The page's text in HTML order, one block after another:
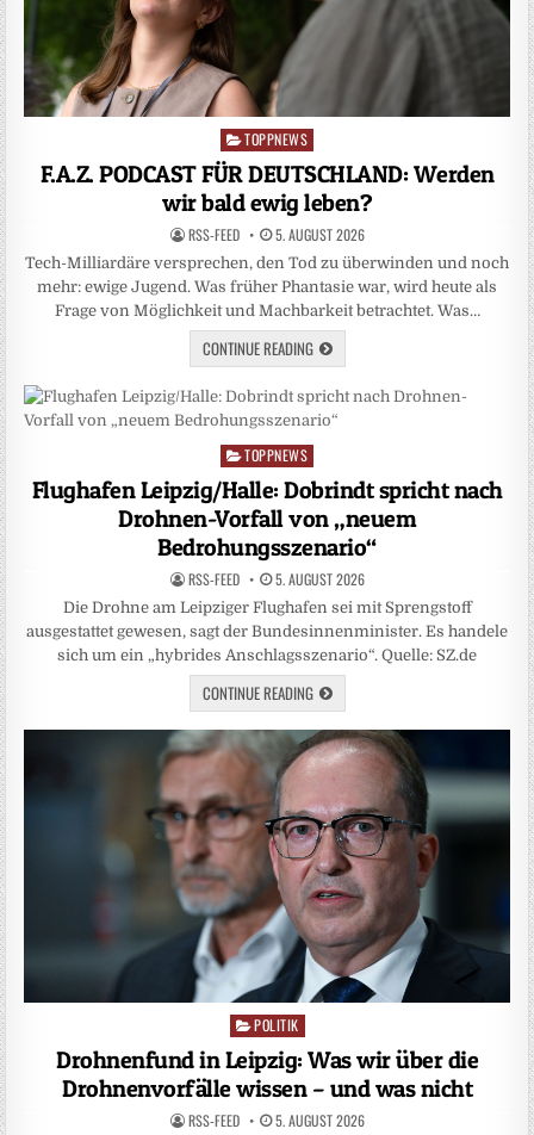
Posted
in
TOPPNEWS
F.A.Z. PODCAST FÜR DEUTSCHLAND: Werden
wir bald ewig leben?
RSS-FEED 5. AUGUST 2026
Tech-Milliardäre versprechen, den Tod zu überwinden und noch
mehr: ewige Jugend. Was früher Phantasie war, wird heute als
Frage von Möglichkeit und Machbarkeit betrachtet. Was…
CONTINUE READING
Posted
in
TOPPNEWS
Flughafen Leipzig/Halle: Dobrindt spricht nach
Drohnen-Vorfall von „neuem
Bedrohungsszenario“
RSS-FEED 5. AUGUST 2026
Die Drohne am Leipziger Flughafen sei mit Sprengstoff
ausgestattet gewesen, sagt der Bundesinnenminister. Es handele
sich um ein „hybrides Anschlagsszenario“. Quelle: SZ.de
CONTINUE READING
Posted
in
POLITIK
Drohnenfund in Leipzig: Was wir über die
Drohnenvorfälle wissen – und was nicht
RSS-FEED 5. AUGUST 2026